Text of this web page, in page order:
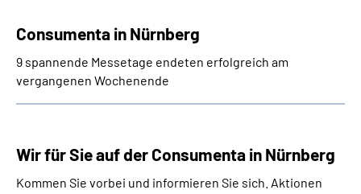
Consumenta in Nürnberg
9 spannende Messetage endeten erfolgreich am
vergangenen Wochenende
Wir für Sie auf der Consumenta in Nürnberg
Kommen Sie vorbei und informieren Sie sich. Aktionen